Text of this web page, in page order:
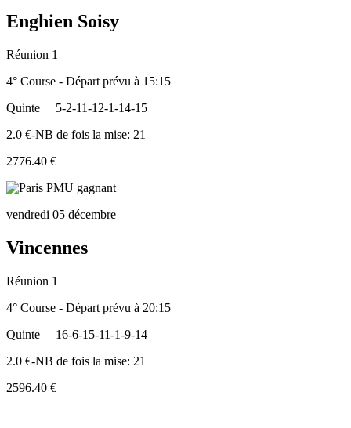
Enghien Soisy
Réunion 1
4° Course - Départ prévu à 15:15
Quinte
5-2-11-12-1-14-15
2.0 €-NB de fois la mise: 21
2776.40 €
vendredi 05 décembre
Vincennes
Réunion 1
4° Course - Départ prévu à 20:15
Quinte
16-6-15-11-1-9-14
2.0 €-NB de fois la mise: 21
2596.40 €